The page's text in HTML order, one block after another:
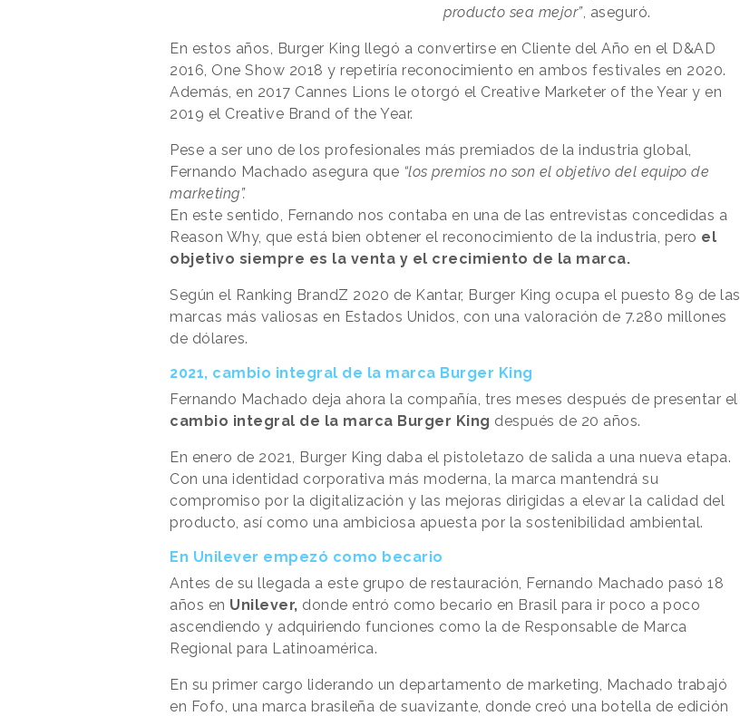
producto sea mejor”, aseguró.
En estos años, Burger King llegó a convertirse en Cliente del Año en el D&AD
2016, One Show 2018 y repetiría reconocimiento en ambos festivales en 2020.
Además, en 2017 Cannes Lions le otorgó el Creative Marketer of the Year y en
2019 el Creative Brand of the Year.
Pese a ser uno de los profesionales más premiados de la industria global,
Fernando Machado asegura que “los premios no son el objetivo del equipo de
marketing”.
En este sentido, Fernando nos contaba en una de las entrevistas concedidas a
Reason Why, que está bien obtener el reconocimiento de la industria, pero el
objetivo siempre es la venta y el crecimiento de la marca.
Según el Ranking BrandZ 2020 de Kantar, Burger King ocupa el puesto 89 de las
marcas más valiosas en Estados Unidos, con una valoración de 7.280 millones
de dólares.
2021, cambio integral de la marca Burger King
Fernando Machado deja ahora la compañía, tres meses después de presentar el
cambio integral de la marca Burger King después de 20 años.
En enero de 2021, Burger King daba el pistoletazo de salida a una nueva etapa.
Con una identidad corporativa más moderna, la marca mantendrá su
compromiso por la digitalización y las mejoras dirigidas a elevar la calidad del
producto, así como una ambiciosa apuesta por la sostenibilidad ambiental.
En Unilever empezó como becario
Antes de su llegada a este grupo de restauración, Fernando Machado pasó 18
años en Unilever, donde entró como becario en Brasil para ir poco a poco
ascendiendo y adquiriendo funciones como la de Responsable de Marca
Regional para Latinoamérica.
En su primer cargo liderando un departamento de marketing, Machado trabajó
en Fofo, una marca brasileña de suavizante, donde creó una botella de edición